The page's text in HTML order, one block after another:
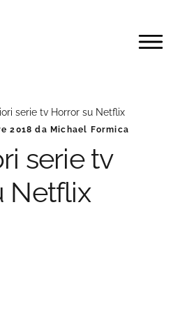
MENU
serie tv Horror su Netflix
2018 da Michael Formica
serie tv
Netflix